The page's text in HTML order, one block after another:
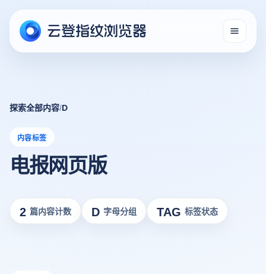
探索全部内容/D
内容标签
电报网页版
2 篇内容计数 D 字母分组 TAG 标签状态